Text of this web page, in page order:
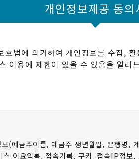
개인정보제공 동의
법에 의거하여 개인정보를 수집,
이용에 제한이 있을 수 있음을 알려
(예금주이름, 예금주 생년월일, 은행명,
스 이요익록, 접속기록, 쿠키, 접속IP정